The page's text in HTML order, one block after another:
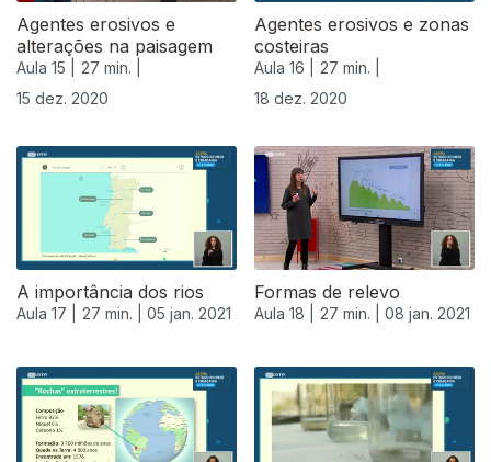
Agentes erosivos e
alterações na paisagem
Aula 15 |
27 min. |
15 dez. 2020
Agentes erosivos e zonas
costeiras
Aula 16 |
27 min. |
18 dez. 2020
A importância dos rios
Aula 17 | 27 min. | 05 jan. 2021
Formas de relevo
Aula 18 | 27 min. | 08 jan. 2021